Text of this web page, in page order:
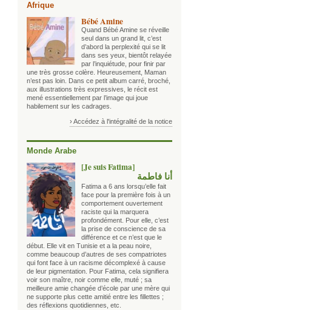
Afrique
Bébé Amine
Quand Bébé Amine se réveille
seul dans un grand lit, c’est
d’abord la perplexité qui se lit
dans ses yeux, bientôt relayée
par l’inquiétude, pour finir par
une très grosse colère. Heureusement, Maman
n’est pas loin. Dans ce petit album carré, broché,
aux illustrations très expressives, le récit est
mené essentiellement par l’image qui joue
habilement sur les cadrages.
› Accédez à l'intégralité de la notice
Monde Arabe
[Je suis Fatima]
أنا فاطمة
Fatima a 6 ans lorsqu’elle fait
face pour la première fois à un
comportement ouvertement
raciste qui la marquera
profondément. Pour elle, c’est
la prise de conscience de sa
différence et ce n’est que le
début. Elle vit en Tunisie et a la peau noire,
comme beaucoup d’autres de ses compatriotes
qui font face à un racisme décomplexé à cause
de leur pigmentation. Pour Fatima, cela signifiera
voir son maître, noir comme elle, muté ; sa
meilleure amie changée d’école par une mère qui
ne supporte plus cette amitié entre les fillettes ;
des réflexions quotidiennes, etc.